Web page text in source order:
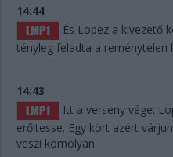
14:44
És Lopez a kivezető
tényleg feladta a reménytelen
14:43
Itt a verseny vége:
erőltesse. Egy kört azért
veszi komolyan.